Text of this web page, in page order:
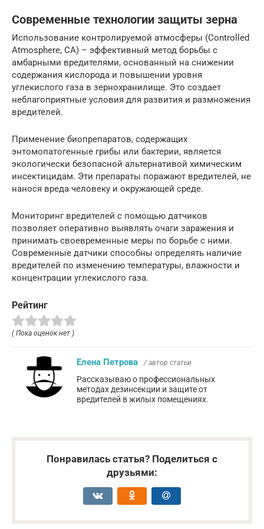
Современные технологии защиты зерна
Использование контролируемой атмосферы (Controlled
Atmosphere, CA) – эффективный метод борьбы с
амбарными вредителями, основанный на снижении
содержания кислорода и повышении уровня
углекислого газа в зернохранилище. Это создает
неблагоприятные условия для развития и размножения
вредителей.
Применение биопрепаратов, содержащих
энтомопатогенные грибы или бактерии, является
экологически безопасной альтернативой химическим
инсектицидам. Эти препараты поражают вредителей, не
нанося вреда человеку и окружающей среде.
Мониторинг вредителей с помощью датчиков
позволяет оперативно выявлять очаги заражения и
принимать своевременные меры по борьбе с ними.
Современные датчики способны определять наличие
вредителей по изменению температуры, влажности и
концентрации углекислого газа.
Рейтинг
( Пока оценок нет )
Елена Петрова / автор статьи
Рассказываю о профессиональных
методах дезинсекции и защите от
вредителей в жилых помещениях.
Понравилась статья? Поделиться с
друзьями: